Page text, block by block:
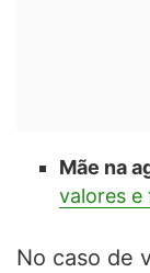
Mãe na
valores e
No caso de